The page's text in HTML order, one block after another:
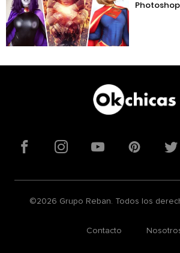
Photoshop
FacebookInstagramYouTube
©2026 Grupo Reban. Todos los
Contacto